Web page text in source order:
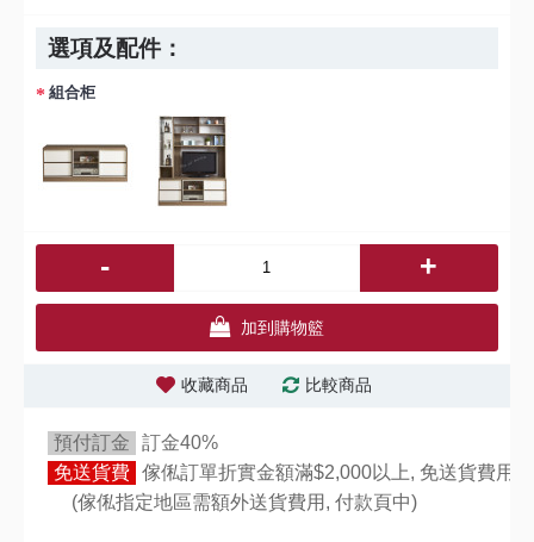
選項及配件：
組合柜
- +
加到購物籃
收藏商品 比較商品
預付訂金
訂金40%
免送貨費 傢俬訂單折實金額滿$2,000以上, 免送貨費用,
(傢俬指定地區需額外送貨費用, 付款頁中)